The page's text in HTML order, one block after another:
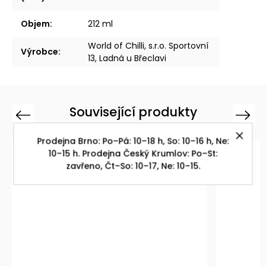
Prodejna Brno: Po–Pá: 10–18 h, So: 10–16 h, Ne:
10–15 h. Prodejna Český Krumlov: Po–St:
zavřeno, Čt–So: 10–17, Ne: 10–15.
Objem: 212 ml
Výrobce:
World of Chilli, s.r.o. Sportovní
13, Ladná u Břeclavi
Související produkty
Previous Next